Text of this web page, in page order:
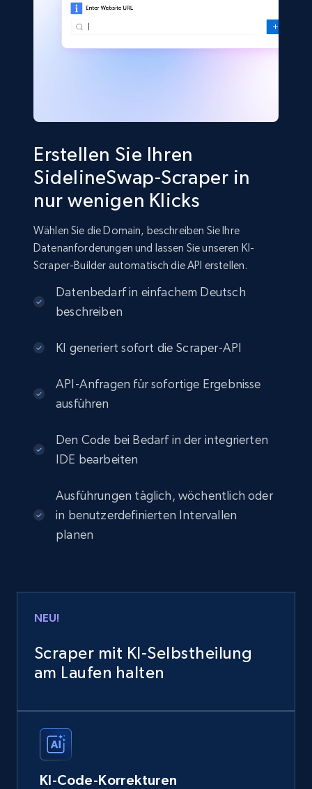
Erstellen Sie Ihren
SidelineSwap-Scraper in
nur wenigen Klicks
Wählen Sie die Domain, beschreiben Sie Ihre
Datenanforderungen und lassen Sie unseren KI-
Scraper-Builder automatisch die API erstellen.
Datenbedarf in einfachem Deutsch
beschreiben
KI generiert sofort die Scraper-API
API-Anfragen für sofortige Ergebnisse
ausführen
Den Code bei Bedarf in der integrierten
IDE bearbeiten
Ausführungen täglich, wöchentlich oder
in benutzerdefinierten Intervallen
planen
NEU!
Scraper mit KI-Selbstheilung
am Laufen halten
KI-Code-Korrekturen